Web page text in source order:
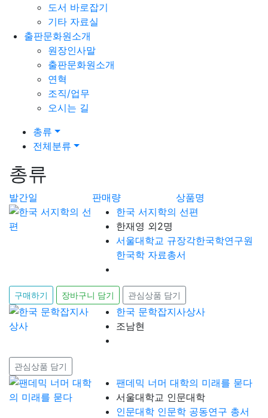
도서 바로잡기
기타 자료실
출판문화원소개
원장인사말
출판문화원소개
연혁
조직/업무
오시는 길
총류
전체분류
총류
발간일 판매량
상품명
한국 서지학의 선편
한재영 외2명
서울대학교 규장각한국학연구원
한국학 자료총서
구매하기 장바구니 담기 관심상품 담기
한국 문학잡지사상사
조남현
관심상품 담기
팬데믹 너머 대학의 미래를 묻다
서울대학교 인문대학
인문대학 인문학 공동연구 총서